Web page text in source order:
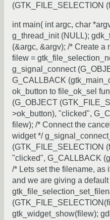
(GTK_FILE_SELECTION
int main( int argc, char
g_thread_init (NULL);
(&argc, &argv); /* Create
filew =
g_signal_connect
G_CALLBACK
ok_button to file_ok_sel
(G_OBJECT
>ok_button), "clicked",
filew); /* Connect the
widget */
(GTK_FILE_SELECTION
"clicked", G_CALLBACK
/* Lets set the filename, as
and we are giving a
gtk_widget_show(filew);